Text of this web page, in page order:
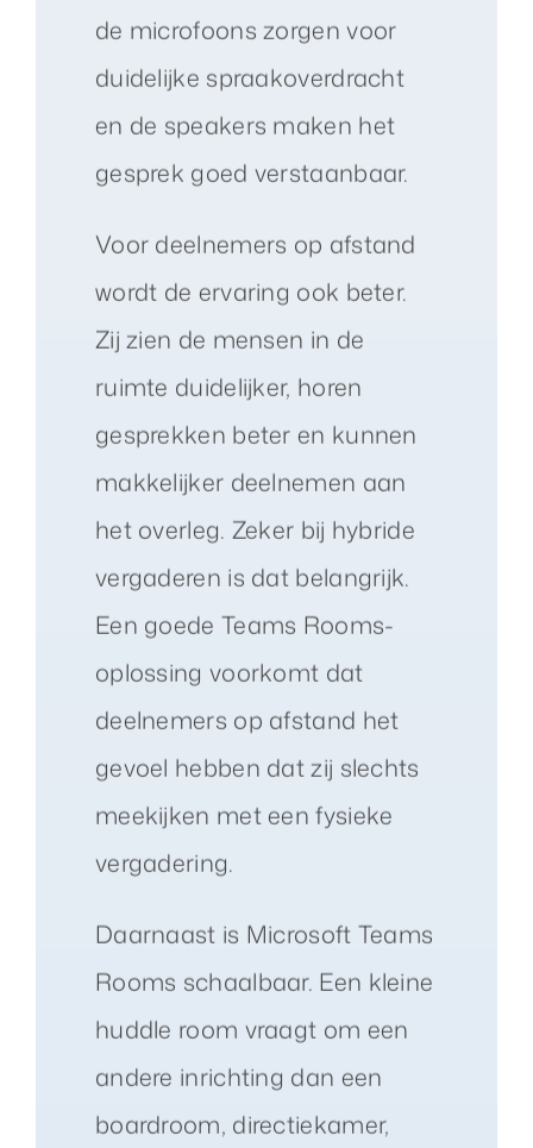
de microfoons zorgen voor
duidelijke spraakoverdracht
en de speakers maken het
gesprek goed verstaanbaar.
Voor deelnemers op afstand
wordt de ervaring ook beter.
Zij zien de mensen in de
ruimte duidelijker, horen
gesprekken beter en kunnen
makkelijker deelnemen aan
het overleg. Zeker bij hybride
vergaderen is dat belangrijk.
Een goede Teams Rooms-
oplossing voorkomt dat
deelnemers op afstand het
gevoel hebben dat zij slechts
meekijken met een fysieke
vergadering.
Daarnaast is Microsoft Teams
Rooms schaalbaar. Een kleine
huddle room vraagt om een
andere inrichting dan een
boardroom, directiekamer,